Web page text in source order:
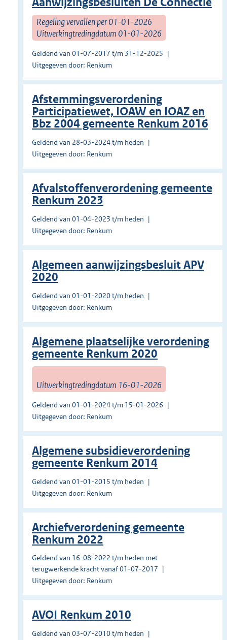
Regeling vervallen per 01-01-2026
Uitwerkingtredingdatum 01-01-2026
Geldend van 01-07-2017 t/m 31-12-2025
Uitgegeven door: Renkum
Afstemmingsverordening
Participatiewet, IOAW en IOAZ en
Bbz 2004 gemeente Renkum 2016
Geldend van 28-03-2024 t/m heden
Uitgegeven door: Renkum
Afvalstoffenverordening gemeente
Renkum 2023
Geldend van 01-04-2023 t/m heden
Uitgegeven door: Renkum
Algemeen aanwijzingsbesluit APV
2020
Geldend van 01-01-2020 t/m heden
Uitgegeven door: Renkum
Algemene plaatselijke verordening
gemeente Renkum 2020
Uitwerkingtredingdatum 16-01-2026
Geldend van 01-01-2024 t/m 15-01-2026
Uitgegeven door: Renkum
Algemene subsidieverordening
gemeente Renkum 2014
Geldend van 01-01-2015 t/m heden
Uitgegeven door: Renkum
Archiefverordening gemeente
Renkum 2022
Geldend van 16-08-2022 t/m heden met
terugwerkende kracht vanaf 01-07-2017
Uitgegeven door: Renkum
AVOI Renkum 2010
Geldend van 03-07-2010 t/m heden